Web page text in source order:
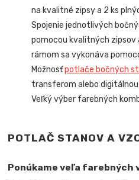
na kvalitné zipsy a 2 ks
Spojenie jednotlivých
pomocou kvalitných zipsov
rámom sa vykonáva
Možnosťpotlače bočných
transferom alebo
Veľký výber farebných
POTLAČ STANOV A
Ponúkame veľa farebných